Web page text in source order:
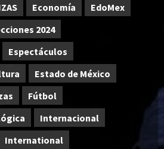
Economía
EdoMex
2024
Espectáculos
Estado de México
Fútbol
Internacional
International